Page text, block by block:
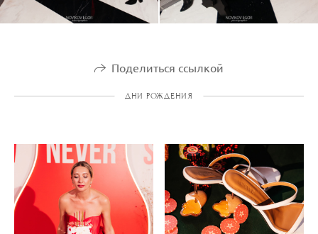
Поделиться ссылкой
ДНИ РОЖДЕНИЯ